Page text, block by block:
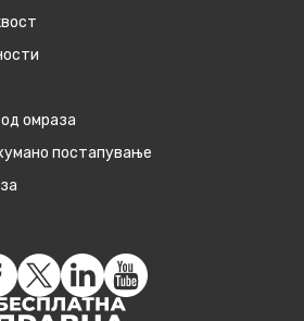
омраза
постапување